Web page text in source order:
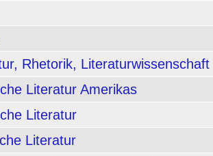
Rhetorik, Literaturwissenschaft
Literatur Amerikas
Literatur
Literatur